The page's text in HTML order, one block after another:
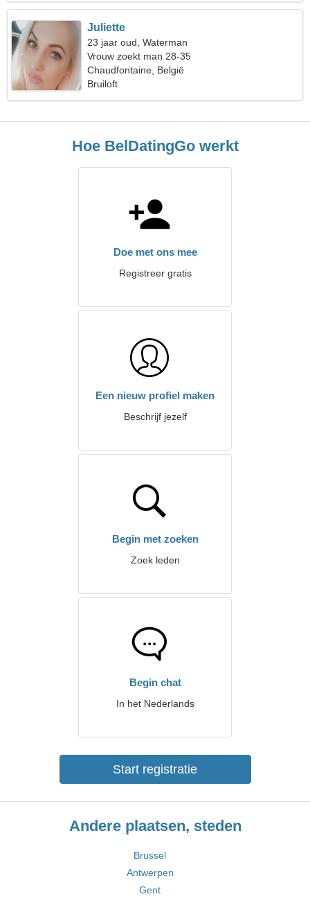
Juliette
23 jaar oud, Waterman
Vrouw zoekt man 28-35
Chaudfontaine, België
Bruiloft
Hoe BelDatingGo werkt
Doe met ons mee
Registreer gratis
Een nieuw profiel maken
Beschrijf jezelf
Begin met zoeken
Zoek leden
Begin chat
In het Nederlands
Start registratie
Andere plaatsen, steden
Brussel
Antwerpen
Gent